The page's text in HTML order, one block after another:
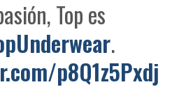
Top es
.
p8Q1z5Pxdj